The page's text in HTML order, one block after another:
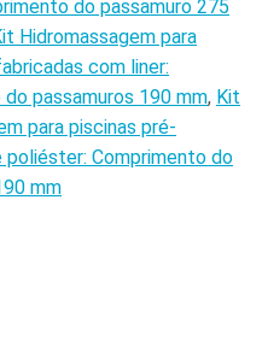
do passamuro 275
Hidromassagem para
com liner:
passamuros 190 mm, Kit
para piscinas pré-
poliéster: Comprimento do
mm